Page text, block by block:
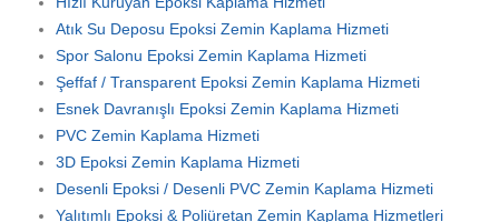
Atık Su Deposu Epoksi Zemin Kaplama Hizmeti
Spor Salonu Epoksi Zemin Kaplama Hizmeti
Şeffaf / Transparent Epoksi Zemin Kaplama Hizmeti
Esnek Davranışlı Epoksi Zemin Kaplama Hizmeti
PVC Zemin Kaplama Hizmeti
3D Epoksi Zemin Kaplama Hizmeti
Desenli Epoksi / Desenli PVC Zemin Kaplama Hizmeti
Yalıtımlı Epoksi & Poliüretan Zemin Kaplama Hizmetleri